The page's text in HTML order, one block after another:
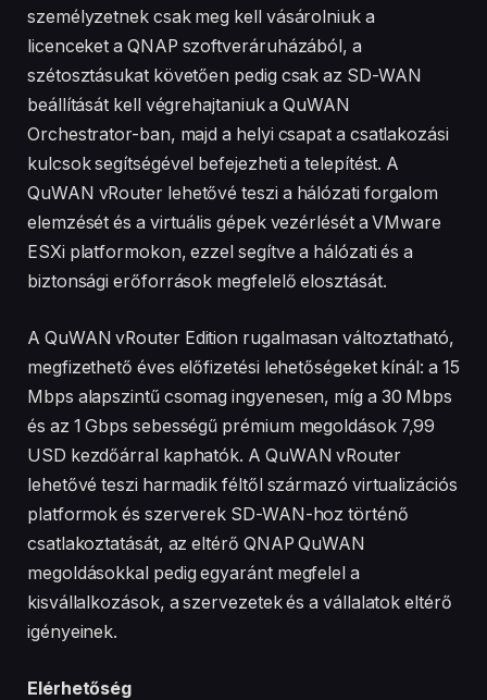
személyzetnek csak meg kell vásárolniuk a
licenceket a QNAP szoftveráruházából, a
szétosztásukat követően pedig csak az SD-WAN
beállítását kell végrehajtaniuk a QuWAN
Orchestrator-ban, majd a helyi csapat a csatlakozási
kulcsok segítségével befejezheti a telepítést. A
QuWAN vRouter lehetővé teszi a hálózati forgalom
elemzését és a virtuális gépek vezérlését a VMware
ESXi platformokon, ezzel segítve a hálózati és a
biztonsági erőforrások megfelelő elosztását.
A QuWAN vRouter Edition rugalmasan változtatható,
megfizethető éves előfizetési lehetőségeket kínál: a 15
Mbps alapszintű csomag ingyenesen, míg a 30 Mbps
és az 1 Gbps sebességű prémium megoldások 7,99
USD kezdőárral kaphatók. A QuWAN vRouter
lehetővé teszi harmadik féltől származó virtualizációs
platformok és szerverek SD-WAN-hoz történő
csatlakoztatását, az eltérő QNAP QuWAN
megoldásokkal pedig egyaránt megfelel a
kisvállalkozások, a szervezetek és a vállalatok eltérő
igényeinek.
Elérhetőség